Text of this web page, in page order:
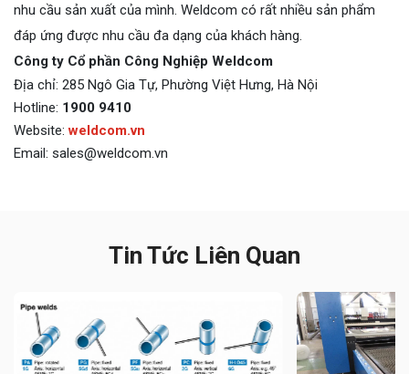
nhu cầu sản xuất của mình. Weldcom có rất nhiều sản phẩm
đáp ứng được nhu cầu đa dạng của khách hàng.
Công ty Cổ phần Công Nghiệp Weldcom
Địa chỉ: 285 Ngô Gia Tự, Phường Việt Hưng, Hà Nội
Hotline: 1900 9410
Website:weldcom.vn
Email: sales@weldcom.vn
Tin Tức Liên Quan